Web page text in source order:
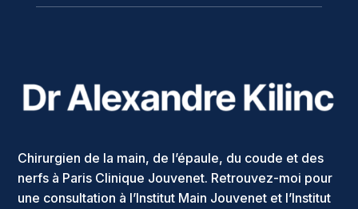
Chirurgien de la main, de l’épaule, du coude et des
nerfs à Paris Clinique Jouvenet. Retrouvez-moi pour
une consultation à l’Institut Main Jouvenet et l’Institut